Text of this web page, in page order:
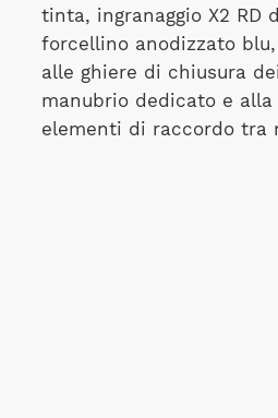
tinta, ingranaggio X2 RD
forcellino anodizzato
alle ghiere di chiusura
manubrio dedicato e
elementi di raccordo tra